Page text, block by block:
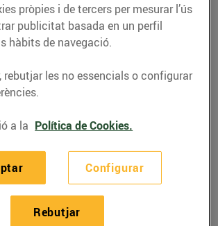
una postal,
un somriure
pròpies i de tercers per mesurar l’ús
publicitat basada en un perfil
hàbits de navegació.
rebutjar les no essencials o configurar
a la Política de Cookies.
Configurar
Rebutjar